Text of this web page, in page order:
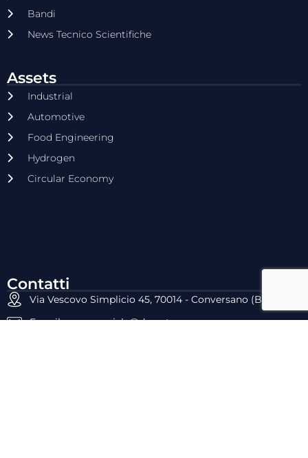
Bandi
News Tecnico Scientifiche
Assets
Industrial
Automotive
Food Engineering
Hydrogen
Circular Economy
Contatti
Via Vescovo Simplicio 45, 70014 - Conversano (BA)
E-mail: commerciale@dyrecta.com